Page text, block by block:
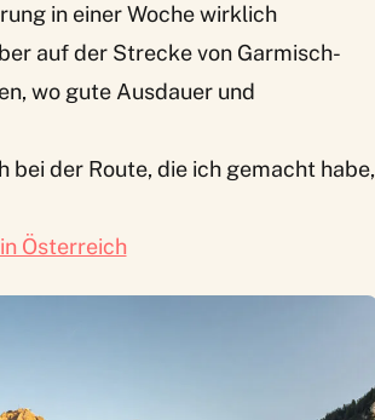
in einer Woche wirklich
auf der Strecke von Garmisch-
wo gute Ausdauer und
der Route, die ich gemacht habe,
Österreich